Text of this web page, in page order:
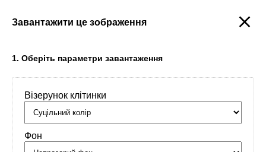
Головна / Орнаменти / Почуття
Завантажити це зображення
1. Оберіть параметри завантаження
Візерунок клітинки
Фон